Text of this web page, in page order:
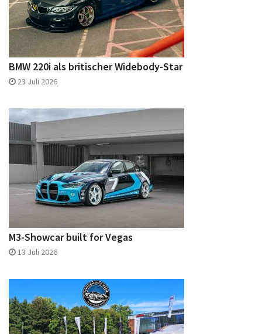
BMW 220i als britischer Widebody-Star
23 Juli 2026
M3-Showcar built for Vegas
13 Juli 2026